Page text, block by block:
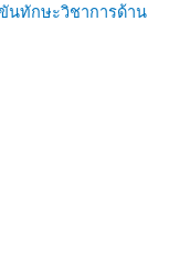
นทักษะวิชาการด้าน